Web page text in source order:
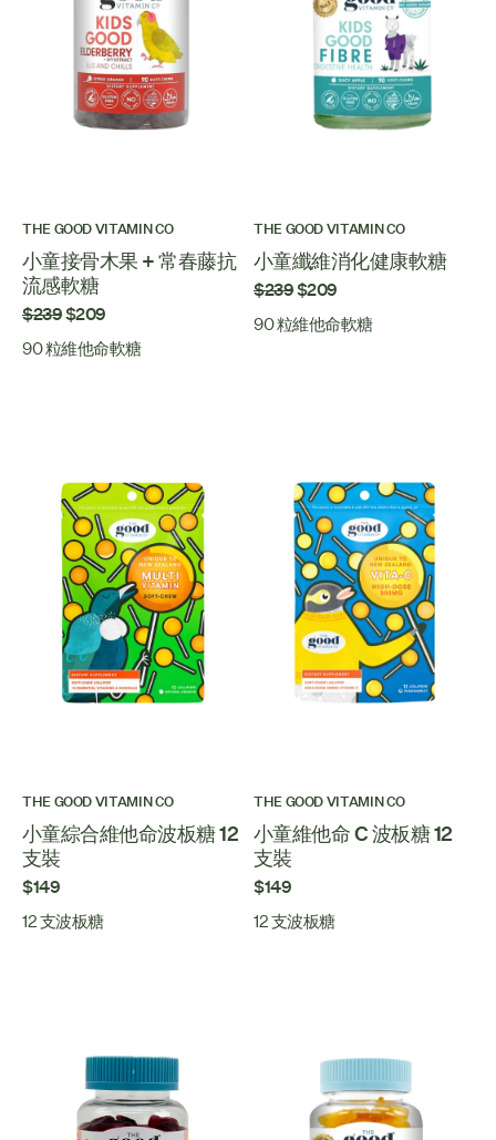
THE GOOD VITAMIN CO
小童接骨木果 + 常春藤抗
流感軟糖
$239$209
90 粒維他命軟糖
THE GOOD VITAMIN CO
小童纖維消化健康軟糖
$239$209
90 粒維他命軟糖
THE GOOD VITAMIN CO
小童綜合維他命波板糖 12
支裝
$149
12 支波板糖
THE GOOD VITAMIN CO
小童維他命 C 波板糖 12
支裝
$149
12 支波板糖